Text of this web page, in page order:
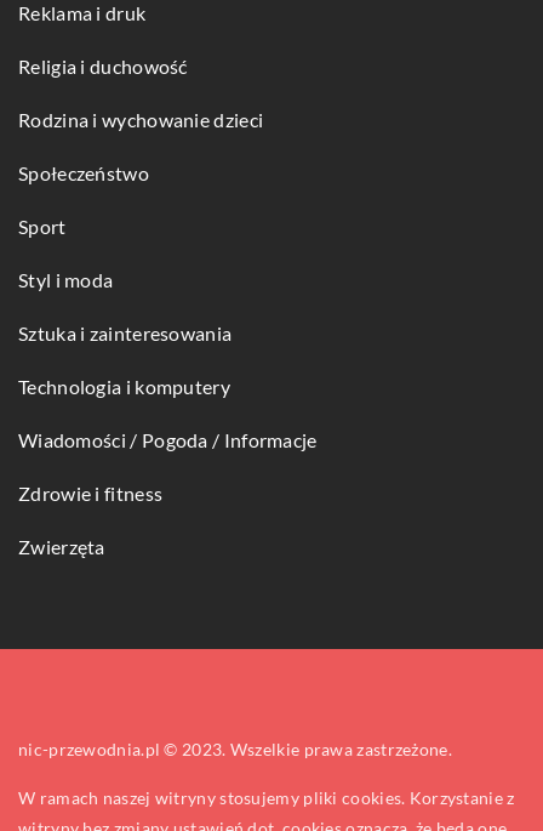
Reklama i druk
Religia i duchowość
Rodzina i wychowanie dzieci
Społeczeństwo
Sport
Styl i moda
Sztuka i zainteresowania
Technologia i komputery
Wiadomości / Pogoda / Informacje
Zdrowie i fitness
Zwierzęta
nic-przewodnia.pl © 2023. Wszelkie prawa zastrzeżone.
W ramach naszej witryny stosujemy pliki cookies. Korzystanie z